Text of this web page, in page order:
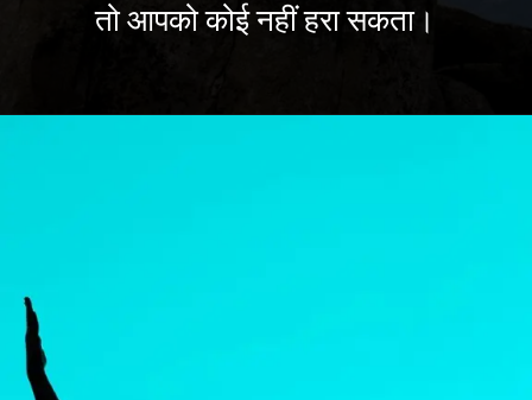
तो आपको कोई नहीं हरा सकता।